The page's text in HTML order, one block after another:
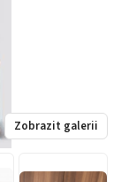
Zobrazit galerii